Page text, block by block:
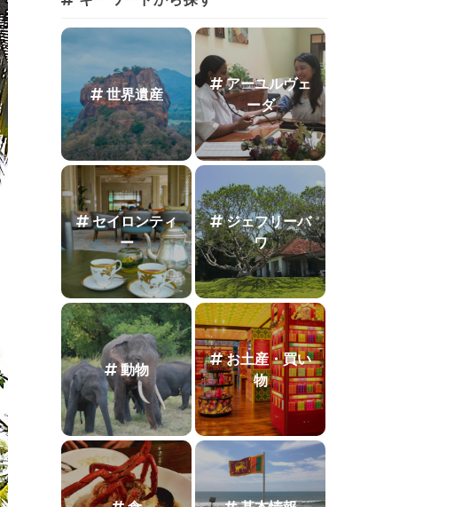
世界遺産
アーユルヴェ
ーダ
セイロンティ
ー
ジェフリーバ
ワ
動物
お土産・買い
物